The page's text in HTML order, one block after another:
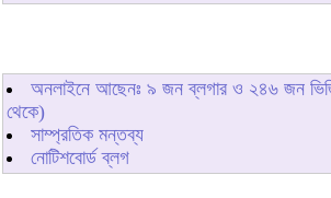
অনলাইনে আছেনঃ ৯ জন ব্লগার ও ২৪৬ জন
থেকে)
সাম্প্রতিক মন্তব্য
নোটিশবোর্ড ব্লগ